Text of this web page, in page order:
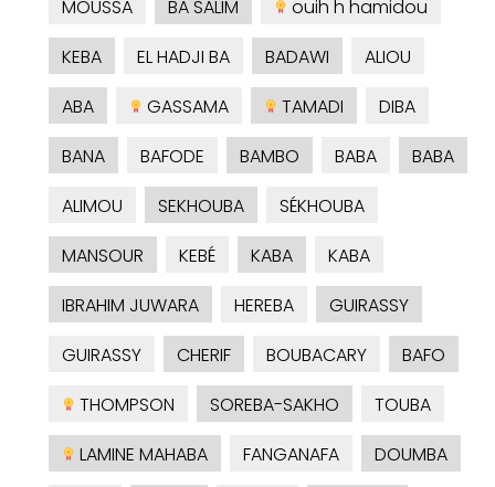
MOUSSA
BA SALIM
ouih h hamidou
KEBA
EL HADJI BA BADAWI
ALIOU
ABA
GASSAMA TAMADI
DIBA
BANA
BAFODE BAMBO BABA
BABA
ALIMOU
SEKHOUBA
SÉKHOUBA
MANSOUR
KEBÉ KABA
KABA
IBRAHIM JUWARA
HEREBA
GUIRASSY
GUIRASSY
CHERIF BOUBACARY
BAFO
THOMPSON
SOREBA-SAKHO
TOUBA
LAMINE MAHABA
FANGANAFA
DOUMBA